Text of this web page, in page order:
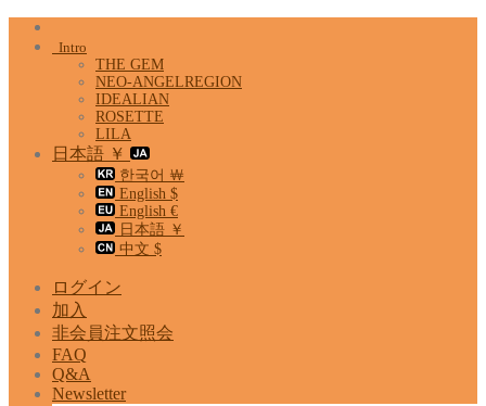
Skip
Intro
THE GEM
NEO-ANGELREGION
IDEALIAN
ROSETTE
LILA
日本語 ￥
한국어 ￦
English $
English €
日本語 ￥
中文 $
ログイン
加入
非会員注文照会
FAQ
Q&A
Newsletter